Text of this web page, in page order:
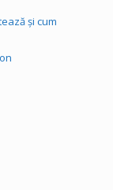
și cum